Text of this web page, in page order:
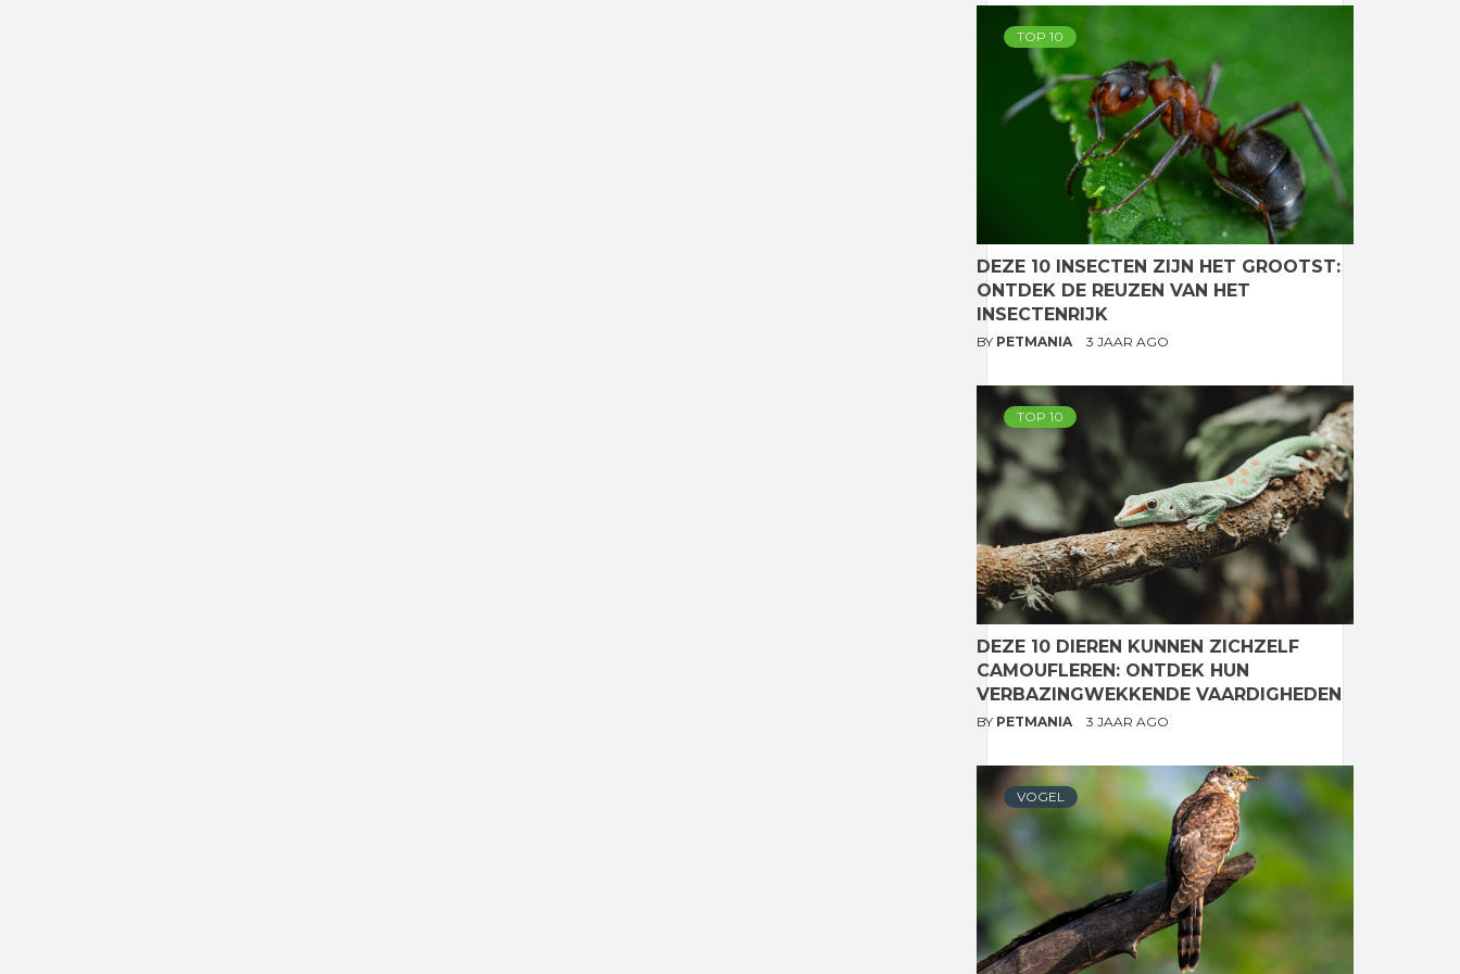
TOP 10
DEZE 10 INSECTEN ZIJN HET GROOTST:
ONTDEK DE REUZEN VAN HET
INSECTENRIJK
BY PETMANIA 3 JAAR AGO
TOP 10
DEZE 10 DIEREN KUNNEN ZICHZELF
CAMOUFLEREN: ONTDEK HUN
VERBAZINGWEKKENDE VAARDIGHEDEN
BY PETMANIA 3 JAAR AGO
VOGEL